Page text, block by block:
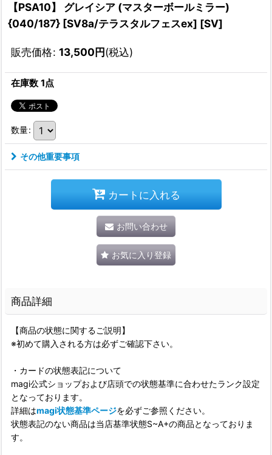
【PSA10】 グレイシア (マスターボールミラー)
{040/187} [SV8a/テラスタルフェスex] [SV]
販売価格: 13,500円(税込)
在庫数 1点
数量:
その他重要事項
カートに入れる
お問い合わせ
お気に入り登録
商品詳細
【商品の状態に関するご説明】
※初めて購入される方は必ずご確認下さい。
・カードの状態表記について
magi公式ショップおよび店頭での状態基準に合わせたランク設定
となっております。
詳細はmagi状態基準ページを必ずご参照ください。
状態表記のない商品は当店基準状態S~A+の商品となっておりま
す。